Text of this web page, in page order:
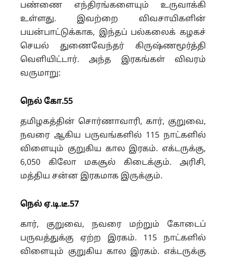
பண்ணை எந்திரங்களையும் உருவாக்கி
உள்ளது. இவற்றை விவசாயிகளின்
பயன்பாட்டுக்காக, இந்தப் பல்கலைக் கழகச்
செயல் துணைவேந்தர் கிருஷ்ணமூர்த்தி
வெளியிட்டார். அந்த இரகங்கள் விவரம்
வருமாறு:
நெல் கோ.55
தமிழகத்தின் சொர்ணாவாரி, கார், குறுவை,
நவரை ஆகிய பருவங்களில் 115 நாட்களில்
விளையும் குறுகிய கால இரகம். எக்டருக்கு,
6,050 கிலோ மகசூல் கிடைக்கும். அரிசி,
மத்திய சன்ன இரகமாக இருக்கும்.
நெல் ஏ.டி.டீ.57
கார், குறுவை, நவரை மற்றும் கோடைப்
பருவத்துக்கு ஏற்ற இரகம். 115 நாட்களில்
விளையும் குறுகிய கால இரகம். எக்டருக்கு